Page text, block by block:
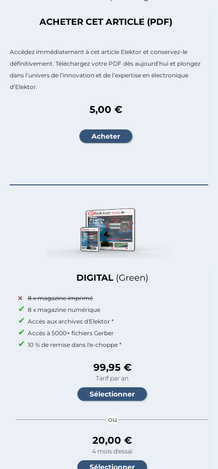
DIGITAL (Green)
8 x magazine imprimé
8 x magazine numérique
Accès aux archives d'Elektor *
Accès à 5000+ fichiers Gerber
10 % de remise dans l'e-choppe *
99,95 €
Tarif par an
ou
20,00 €
4 mois d'essai
ACHETER CET ARTICLE (PDF)
Accédez immédiatement à cet article Elektor et conservez-le
définitivement. Téléchargez votre PDF dès aujourd’hui et plongez
dans l’univers de l’innovation et de l’expertise en électronique
d’Elektor.
5,00 €